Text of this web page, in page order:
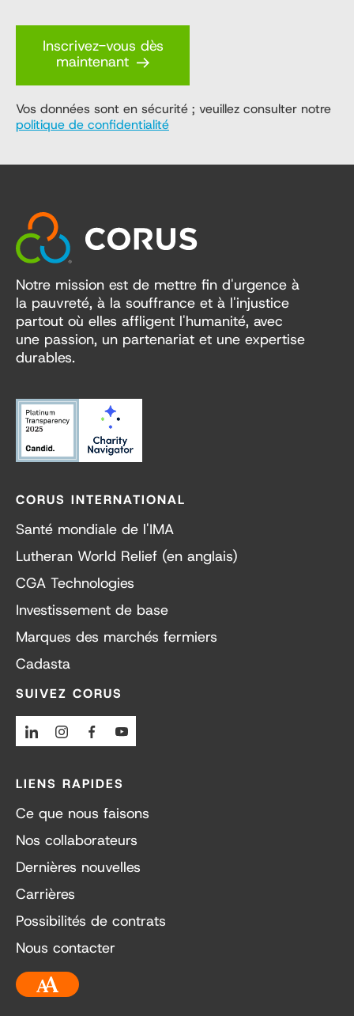
Inscrivez-vous dès
maintenant
Vos données sont en sécurité ; veuillez consulter notre
politique de confidentialité
Notre mission est de mettre fin d'urgence à
la pauvreté, à la souffrance et à l'injustice
partout où elles affligent l'humanité, avec
une passion, un partenariat et une expertise
durables.
CORUS INTERNATIONAL
Santé mondiale de l'IMA
Lutheran World Relief (en anglais)
CGA Technologies
Investissement de base
Marques des marchés fermiers
Cadasta
SUIVEZ CORUS
LinkedinInstagramFacebook
LIENS RAPIDES
Ce que nous faisons
Nos collaborateurs
Dernières nouvelles
Carrières
Possibilités de contrats
Nous contacter